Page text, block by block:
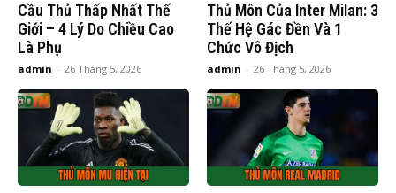
Cầu Thủ Thấp Nhất Thế
Giới – 4 Lý Do Chiều Cao
Là Phụ
admin - 26 Tháng 5, 2026
Thủ Môn Của Inter Milan: 3
Thế Hệ Gác Đền Và 1
Chức Vô Địch
admin - 26 Tháng 5, 2026